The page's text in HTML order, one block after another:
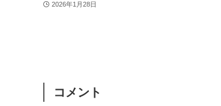
2026年1月28日
コメント